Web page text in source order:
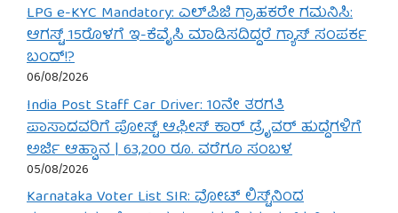
LPG e-KYC Mandatory: ಎಲ್‌ಪಿಜಿ ಗ್ರಾಹಕರೇ ಗಮನಿಸಿ:
ಆಗಸ್ಟ್ 15ರೊಳಗೆ ಇ-ಕೆವೈಸಿ ಮಾಡಿಸದಿದ್ದರೆ ಗ್ಯಾಸ್ ಸಂಪರ್ಕ
ಬಂದ್!?
06/08/2026
India Post Staff Car Driver: 10ನೇ ತರಗತಿ
ಪಾಸಾದವರಿಗೆ ಪೋಸ್ಟ್ ಆಫೀಸ್ ಕಾರ್ ಡ್ರೈವರ್ ಹುದ್ದೆಗಳಿಗೆ
ಅರ್ಜಿ ಆಹ್ವಾನ | 63,200 ರೂ. ವರೆಗೂ ಸಂಬಳ
05/08/2026
Karnataka Voter List SIR: ವೋಟ್ ಲಿಸ್ಟ್‌ನಿಂದ